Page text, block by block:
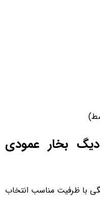
بخار عمودی
با ظرفیت مناسب انتخاب